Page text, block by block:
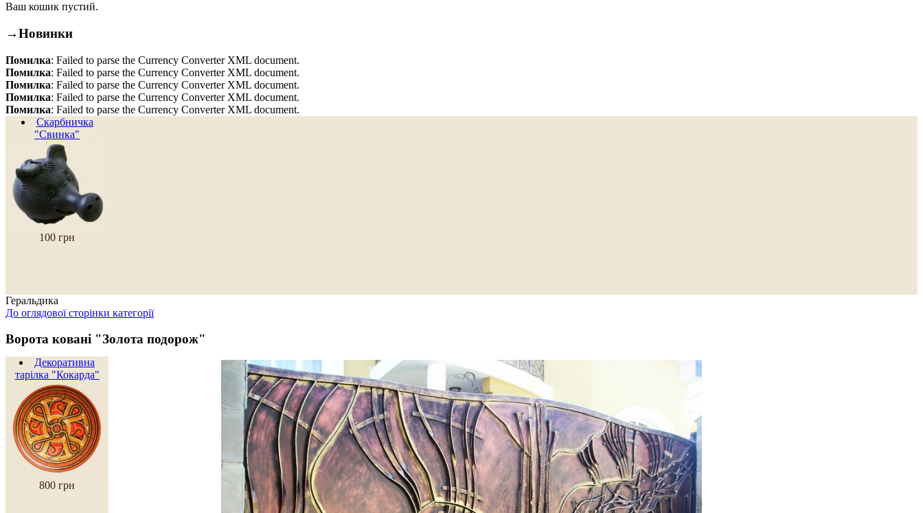
Ваш кошик пустий.
→Новинки
Помилка: Failed to parse the Currency Converter XML document.
Помилка: Failed to parse the Currency Converter XML document.
Помилка: Failed to parse the Currency Converter XML document.
Помилка: Failed to parse the Currency Converter XML document.
Помилка: Failed to parse the Currency Converter XML document.
Скарбничка
"Свинка"
100 грн
Декоративна
тарілка "Кокарда"
800 грн
Геральдика
До оглядової сторінки категорії
Ворота ковані "Золота подорож"